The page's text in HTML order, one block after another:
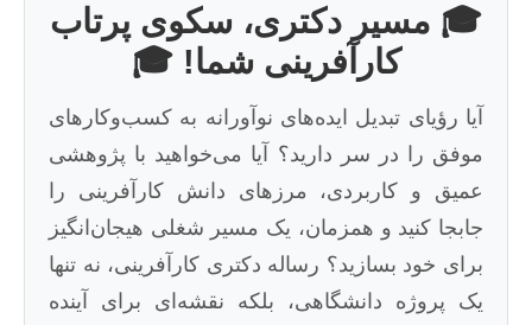
🎓 مسیر دکتری، سکوی پرتاب
کارآفرینی شما! 🎓
آیا رؤیای تبدیل ایده‌های نوآورانه به کسب‌وکارهای
موفق را در سر دارید؟ آیا می‌خواهید با پژوهشی
عمیق و کاربردی، مرزهای دانش کارآفرینی را
جابجا کنید و همزمان، یک مسیر شغلی هیجان‌انگیز
برای خود بسازید؟ رساله دکتری کارآفرینی، نه تنها
یک پروژه دانشگاهی، بلکه نقشه‌ای برای آینده